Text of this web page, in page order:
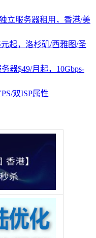
立服务器租用，香港/美
起，洛杉矶/西雅图/圣
器$49/月起，10Gbps-
双ISP属性